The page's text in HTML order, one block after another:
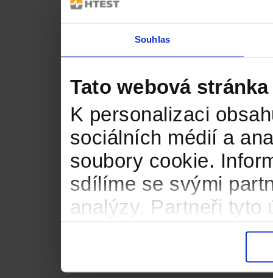
Souhlas
Tato webová
K personalizaci
sociálních médií a
soubory cookie.
sdílíme se svými
analýzy. Partneři tyto
informacemi, které